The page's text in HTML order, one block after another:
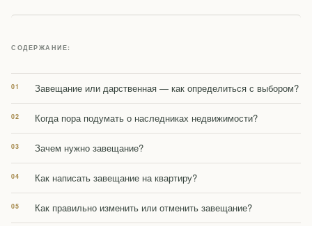
СОДЕРЖАНИЕ:
Завещание или дарственная — как определиться с выбором?
Когда пора подумать о наследниках недвижимости?
Зачем нужно завещание?
Как написать завещание на квартиру?
Как правильно изменить или отменить завещание?